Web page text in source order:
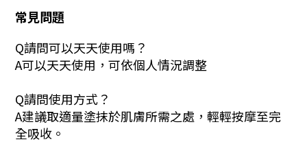
常見問題
Q請問可以天天使用嗎？
A可以天天使用，可依個人情況調整
Q請問使用方式？
A建議取適量塗抹於肌膚所需之處，輕輕按摩至完
全吸收。